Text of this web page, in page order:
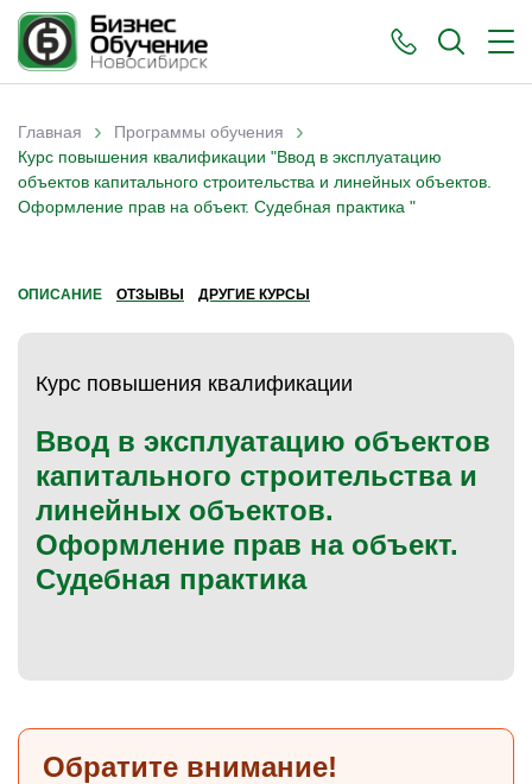
Вы здесь
Главная › Программы обучения ›
Курс повышения квалификации "Ввод в эксплуатацию
объектов капитального строительства и линейных объектов.
Оформление прав на объект. Судебная практика "
ОПИСАНИЕ ОТЗЫВЫ ДРУГИЕ КУРСЫ
Курс повышения квалификации
Ввод в эксплуатацию объектов
капитального строительства и
линейных объектов.
Оформление прав на объект.
Судебная практика
Обратите внимание!